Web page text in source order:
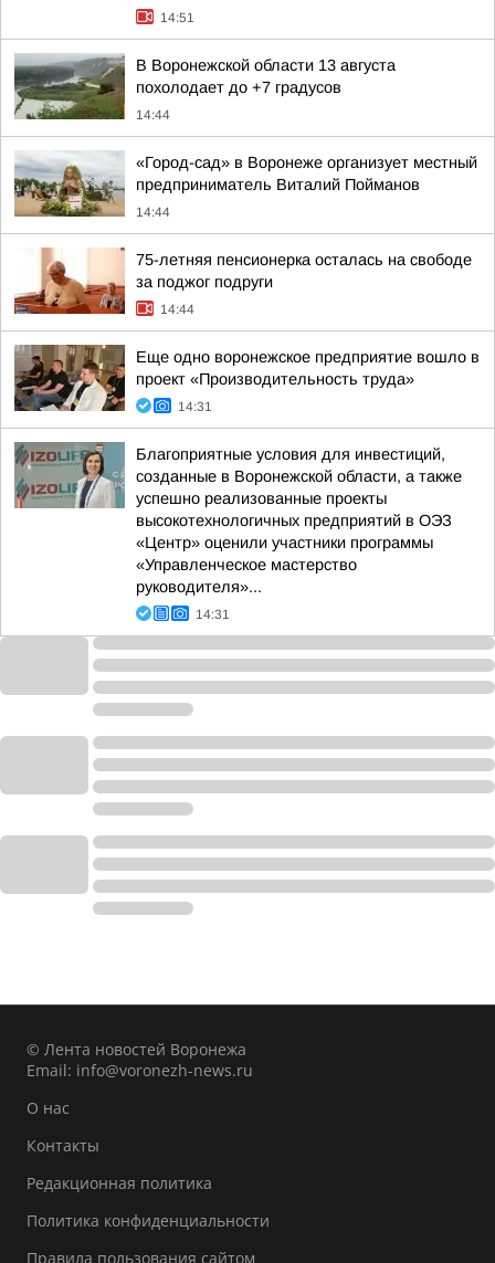
14:51
В Воронежской области 13 августа
похолодает до +7 градусов
14:44
«Город-сад» в Воронеже организует местный
предприниматель Виталий Пойманов
14:44
75-летняя пенсионерка осталась на свободе
за поджог подруги
14:44
Еще одно воронежское предприятие вошло в
проект «Производительность труда»
14:31
Благоприятные условия для инвестиций,
созданные в Воронежской области, а также
успешно реализованные проекты
высокотехнологичных предприятий в ОЭЗ
«Центр» оценили участники программы
«Управленческое мастерство
руководителя»...
14:31
© Лента новостей Воронежа
Email: info@voronezh-news.ru
О нас
Контакты
Редакционная политика
Политика конфиденциальности
Правила пользования сайтом